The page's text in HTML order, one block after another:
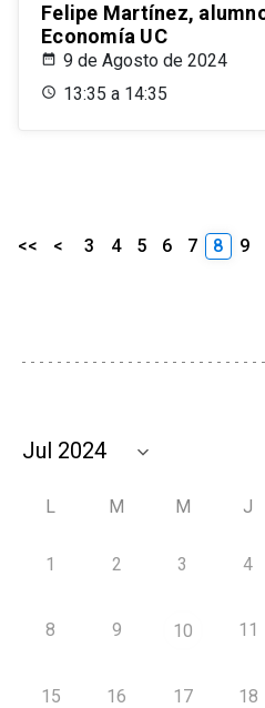
Felipe Martínez,
Economía UC
9 de Agosto de 2024
13:35 a 14:35
<< < 3 4 5 6 7 8 9
L M M J
1 2 3 4
8 9 10 11
15 16 17 18